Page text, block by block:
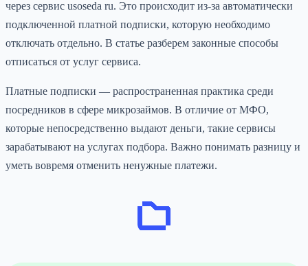
через сервис usoseda ru. Это происходит из-за автоматически
подключенной платной подписки, которую необходимо
отключать отдельно. В статье разберем законные способы
отписаться от услуг сервиса.
Платные подписки — распространенная практика среди
посредников в сфере микрозаймов. В отличие от МФО,
которые непосредственно выдают деньги, такие сервисы
зарабатывают на услугах подбора. Важно понимать разницу и
уметь вовремя отменить ненужные платежи.